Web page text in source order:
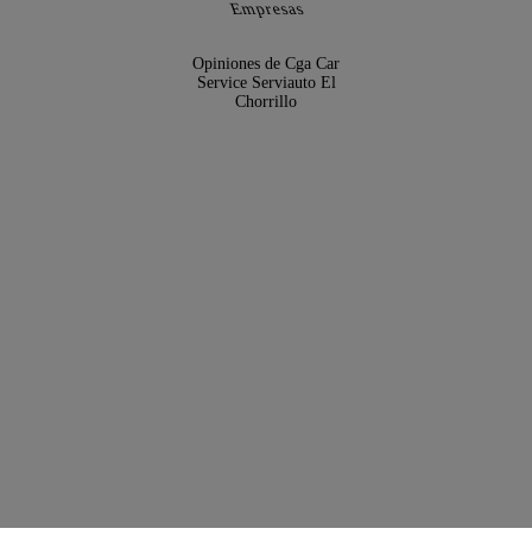
Empresas
Opiniones de Cga Car
Service Serviauto El
Chorrillo